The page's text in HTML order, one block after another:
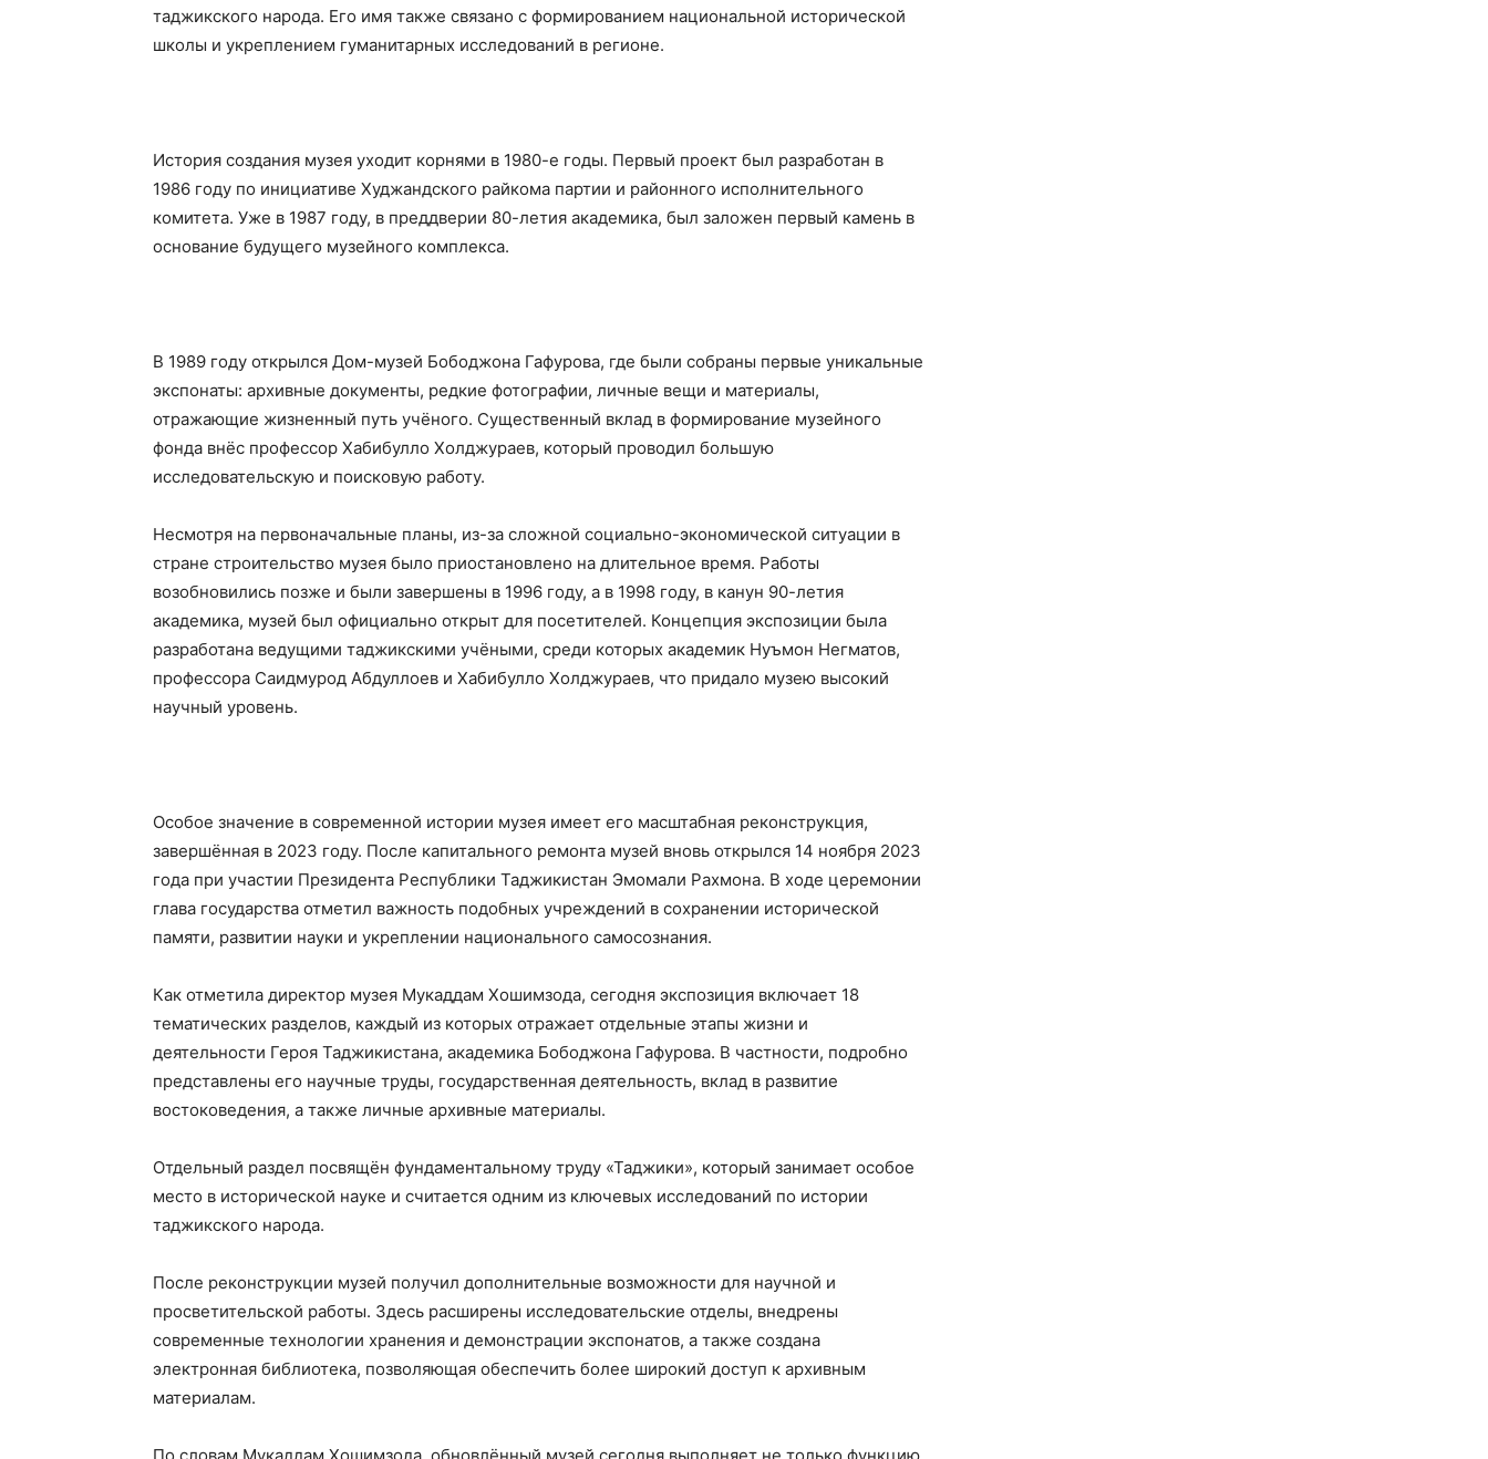
таджикского народа. Его имя также связано с формированием национальной исторической
школы и укреплением гуманитарных исследований в регионе.
История создания музея уходит корнями в 1980-е годы. Первый проект был разработан в
1986 году по инициативе Худжандского райкома партии и районного исполнительного
комитета. Уже в 1987 году, в преддверии 80-летия академика, был заложен первый камень в
основание будущего музейного комплекса.
В 1989 году открылся Дом-музей Бободжона Гафурова, где были собраны первые уникальные
экспонаты: архивные документы, редкие фотографии, личные вещи и материалы,
отражающие жизненный путь учёного. Существенный вклад в формирование музейного
фонда внёс профессор Хабибулло Холджураев, который проводил большую
исследовательскую и поисковую работу.
Несмотря на первоначальные планы, из-за сложной социально-экономической ситуации в
стране строительство музея было приостановлено на длительное время. Работы
возобновились позже и были завершены в 1996 году, а в 1998 году, в канун 90-летия
академика, музей был официально открыт для посетителей. Концепция экспозиции была
разработана ведущими таджикскими учёными, среди которых академик Нуъмон Негматов,
профессора Саидмурод Абдуллоев и Хабибулло Холджураев, что придало музею высокий
научный уровень.
Особое значение в современной истории музея имеет его масштабная реконструкция,
завершённая в 2023 году. После капитального ремонта музей вновь открылся 14 ноября 2023
года при участии Президента Республики Таджикистан Эмомали Рахмона. В ходе церемонии
глава государства отметил важность подобных учреждений в сохранении исторической
памяти, развитии науки и укреплении национального самосознания.
Как отметила директор музея Мукаддам Хошимзода, сегодня экспозиция включает 18
тематических разделов, каждый из которых отражает отдельные этапы жизни и
деятельности Героя Таджикистана, академика Бободжона Гафурова. В частности, подробно
представлены его научные труды, государственная деятельность, вклад в развитие
востоковедения, а также личные архивные материалы.
Отдельный раздел посвящён фундаментальному труду «Таджики», который занимает особое
место в исторической науке и считается одним из ключевых исследований по истории
таджикского народа.
После реконструкции музей получил дополнительные возможности для научной и
просветительской работы. Здесь расширены исследовательские отделы, внедрены
современные технологии хранения и демонстрации экспонатов, а также создана
электронная библиотека, позволяющая обеспечить более широкий доступ к архивным
материалам.
По словам Мукаддам Хошимзода, обновлённый музей сегодня выполняет не только функцию